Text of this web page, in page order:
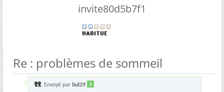
invite80d5b7f1
Re : problèmes de sommeil
Envoyé par bul29